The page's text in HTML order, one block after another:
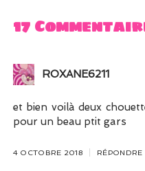
17
ROXANE6211
et bien voilà deux
pour un beau ptit gars
4 OCTOBRE 2018 RÉPONDRE